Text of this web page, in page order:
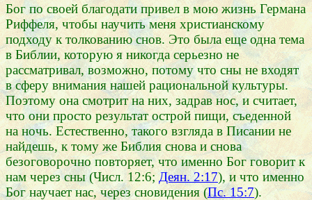
Бог по своей благодати привел в мою жизнь Германа
Риффеля, чтобы научить меня христианскому
подходу к толкованию снов. Это была еще одна тема
в Библии, которую я никогда серьезно не
рассматривал, возможно, потому что сны не входят
в сферу внимания нашей рациональной культуры.
Поэтому она смотрит на них, задрав нос, и считает,
что они просто результат острой пищи, съеденной
на ночь. Естественно, такого взгляда в Писании не
найдешь, к тому же Библия снова и снова
безоговорочно повторяет, что именно Бог говорит к
нам через сны (Числ. 12:6;Деян. 2:17), и что именно
Бог научает нас, через сновидения (Пс. 15:7).